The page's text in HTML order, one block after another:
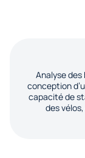
Analyse des
conception
capacité de
des